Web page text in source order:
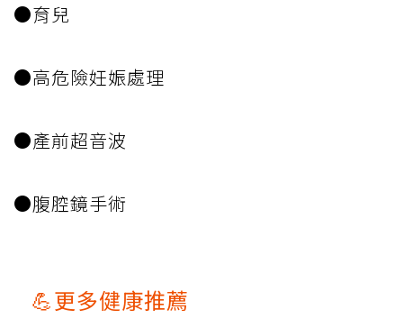
●育兒
●高危險妊娠處理
●產前超音波
●腹腔鏡手術
💪更多健康推薦